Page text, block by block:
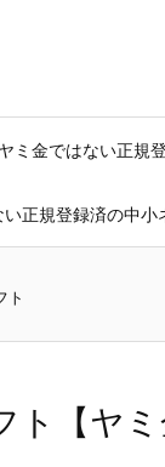
ミ金ではない正規
正規登録済の中
ト
ト【ヤ